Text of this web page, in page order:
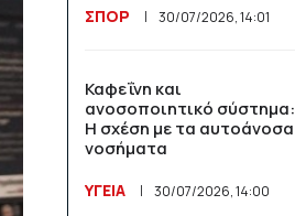
ΣΠΟΡ 30/07/2026, 14:01
Καφεΐνη και
ανοσοποιητικό σύστημα:
Η σχέση με τα αυτοάνοσα
νοσήματα
ΥΓΕΙΑ 30/07/2026, 14:00